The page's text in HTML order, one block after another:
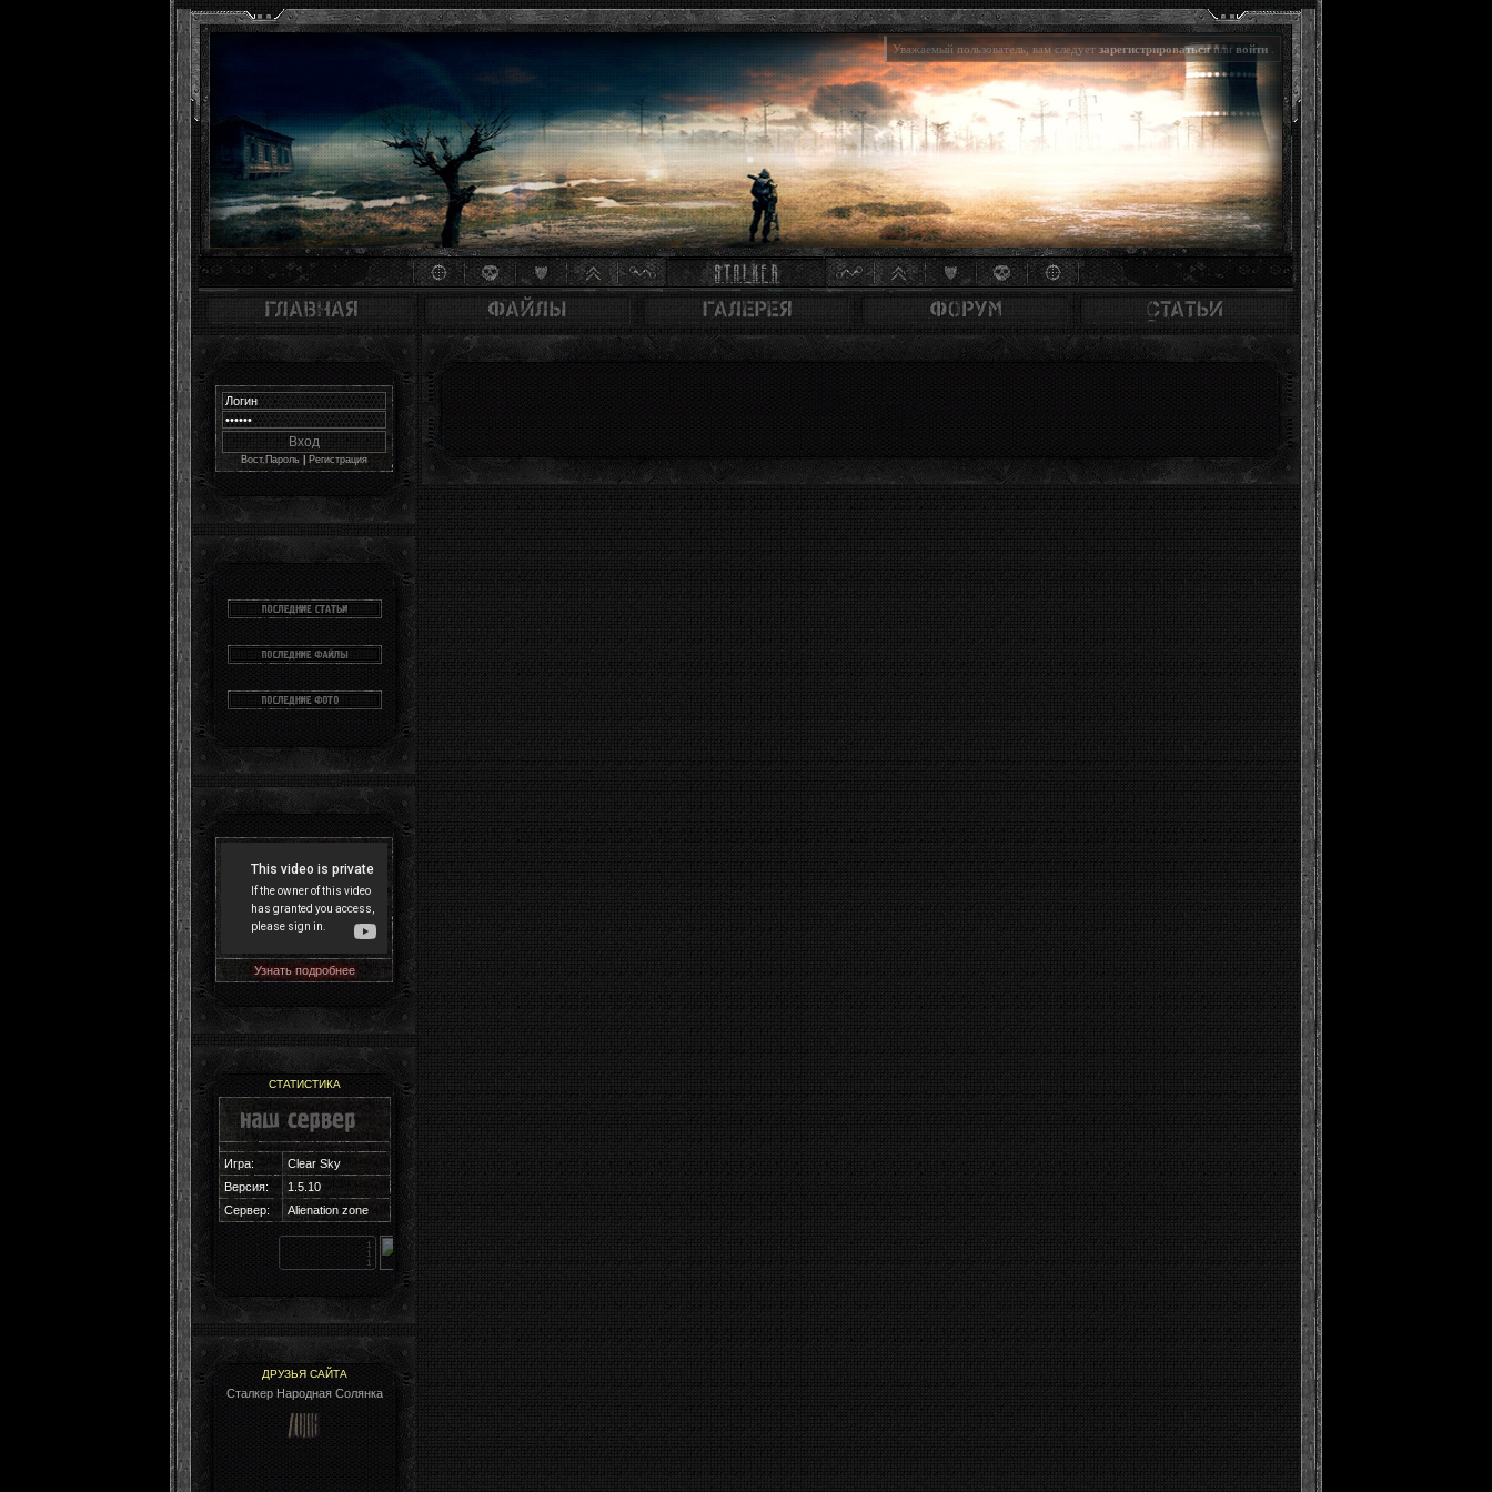
Уважаемый пользователь, вам следуетзарегистрироваться или войти
Вост.Пароль Регистрация
Узнать подробнее
СТАТИСТИКА
Игра:
Clear Sky
Версия:
1.5.10
Cервер:
Alienation zone
ДРУЗЬЯ САЙТА
Сталкер Народная Солянка